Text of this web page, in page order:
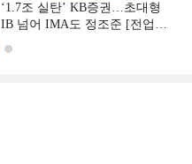
‘1.7조 실탄’ KB증권…초대형
IB 넘어 IMA도 정조준 [전업계